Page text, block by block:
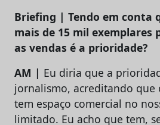
Briefing | Tendo em conta
mais de 15 mil
as vendas é a prioridade?
AM | Eu diria que a
jornalismo, acreditando
tem espaço comercial no
limitado. Eu acho que tem,